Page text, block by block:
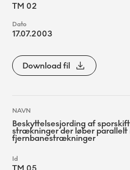
TM 02
17.07.2003
Download fil
Beskyttelsesjording af
strækninger der løber
fjernbanestrækninger